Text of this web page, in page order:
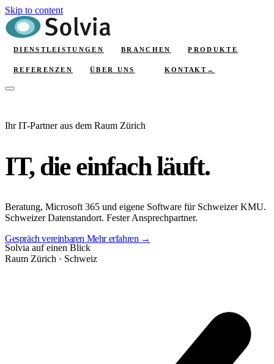
Skip to content
DIENSTLEISTUNGEN BRANCHEN PRODUKTE
REFERENZEN ÜBER UNS KONTAKT →
Ihr IT-Partner aus dem Raum Zürich
IT, dieeinfach läuft.
Beratung, Microsoft 365 und eigene Software für Schweizer KMU.
Schweizer Datenstandort. Fester Ansprechpartner.
Gespräch vereinbaren Mehr erfahren →
Solvia auf einen Blick
Raum Zürich · Schweiz